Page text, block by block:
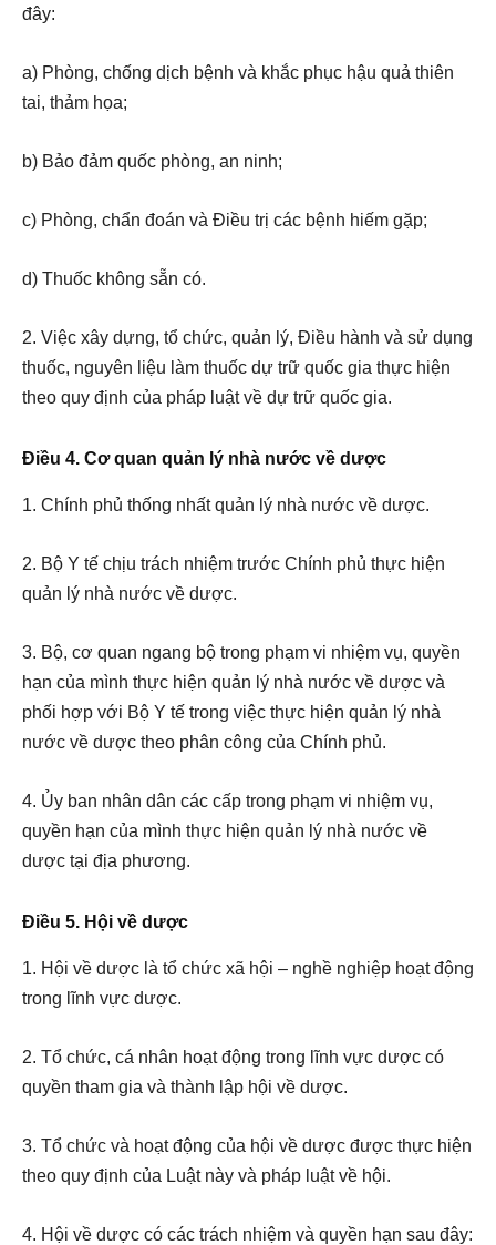
đây:
a) Phòng, chống dịch bệnh và khắc phục hậu quả thiên
tai, thảm họa;
b) Bảo đảm quốc phòng, an ninh;
c) Phòng, chẩn đoán và Điều trị các bệnh hiếm gặp;
d) Thuốc không sẵn có.
2. Việc xây dựng, tổ chức, quản lý, Điều hành và sử dụng
thuốc, nguyên liệu làm thuốc dự trữ quốc gia thực hiện
theo quy định của pháp luật về dự trữ quốc gia.
Điều 4. Cơ quan quản lý nhà nước về dược
1. Chính phủ thống nhất quản lý nhà nước về dược.
2. Bộ Y tế chịu trách nhiệm trước Chính phủ thực hiện
quản lý nhà nước về dược.
3. Bộ, cơ quan ngang bộ trong phạm vi nhiệm vụ, quyền
hạn của mình thực hiện quản lý nhà nước về dược và
phối hợp với Bộ Y tế trong việc thực hiện quản lý nhà
nước về dược theo phân công của Chính phủ.
4. Ủy ban nhân dân các cấp trong phạm vi nhiệm vụ,
quyền hạn của mình thực hiện quản lý nhà nước về
dược tại địa phương.
Điều 5. Hội về dược
1. Hội về dược là tổ chức xã hội – nghề nghiệp hoạt động
trong lĩnh vực dược.
2. Tổ chức, cá nhân hoạt động trong lĩnh vực dược có
quyền tham gia và thành lập hội về dược.
3. Tổ chức và hoạt động của hội về dược được thực hiện
theo quy định của Luật này và pháp luật về hội.
4. Hội về dược có các trách nhiệm và quyền hạn sau đây: